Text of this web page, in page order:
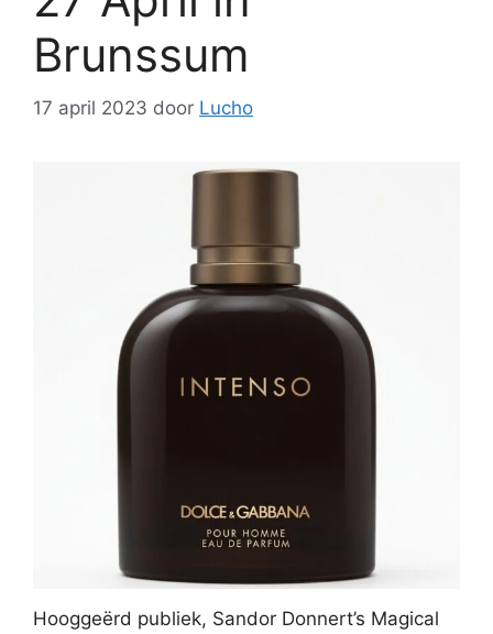
Brunssum
17 april 2023 door Lucho
Hooggeërd publiek, Sandor Donnert’s Magical